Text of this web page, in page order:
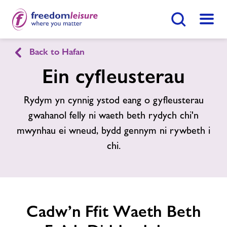
English Cymraeg
Canolfan Hamdden Penyrheol
Hafan
Aelodaethau
Ymunwch Nawr
Dod O Hyd I Ganolfan
Back to Hafan
Ein cyfleusterau
Rydym yn cynnig ystod eang o gyfleusterau
gwahanol felly ni waeth beth rydych chi'n
mwynhau ei wneud, bydd gennym ni rywbeth i
chi.
Cadw’n Ffit Waeth Beth